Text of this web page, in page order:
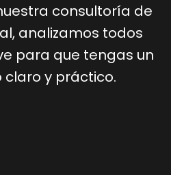
consultoría de
analizamos todos
para que tengas un
y práctico.